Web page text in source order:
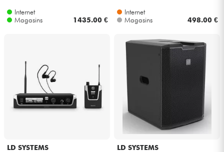
Internet
Magasins
1435.00 €
Internet
Magasins
498.00 €
LD SYSTEMS
LD SYSTEMS